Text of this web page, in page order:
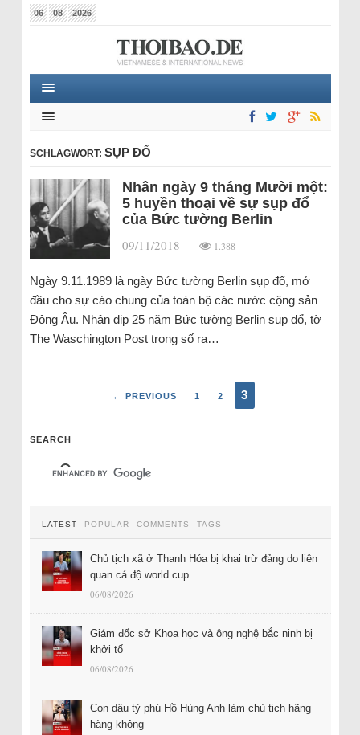
06 08 2026
SCHLAGWORT: SỤP ĐỔ
Nhân ngày 9 tháng Mười một:
5 huyền thoại về sự sụp đổ
của Bức tường Berlin
09/11/2018 | | 1.388
Ngày 9.11.1989 là ngày Bức tường Berlin sụp đổ, mở
đầu cho sự cáo chung của toàn bộ các nước cộng sản
Đông Âu. Nhân dịp 25 năm Bức tường Berlin sụp đổ, tờ
The Waschington Post trong số ra…
← PREVIOUS 1 2 3
SEARCH
LATEST POPULAR COMMENTS TAGS
Chủ tịch xã ở Thanh Hóa bị khai trừ đảng do liên
quan cá độ world cup
06/08/2026
Giám đốc sở Khoa học và ông nghệ bắc ninh bị
khởi tố
06/08/2026
Con dâu tỷ phú Hồ Hùng Anh làm chủ tịch hãng
hàng không